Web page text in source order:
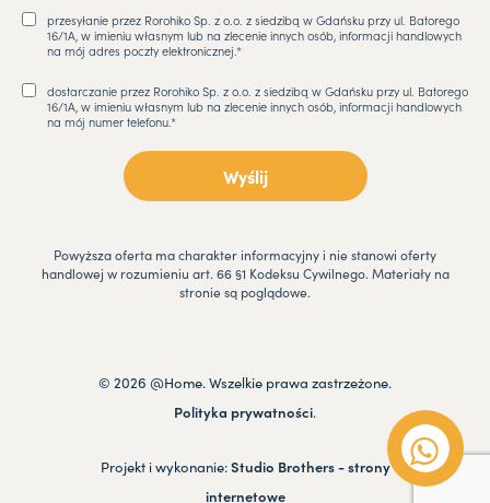
przesyłanie przez Rorohiko Sp. z o.o. z siedzibą w Gdańsku przy ul. Batorego
16/1A, w imieniu własnym lub na zlecenie innych osób, informacji handlowych
na mój adres poczty elektronicznej.*
dostarczanie przez Rorohiko Sp. z o.o. z siedzibą w Gdańsku przy ul. Batorego
16/1A, w imieniu własnym lub na zlecenie innych osób, informacji handlowych
na mój numer telefonu.*
Powyższa oferta ma charakter informacyjny i nie stanowi oferty
handlowej w rozumieniu art. 66 §1 Kodeksu Cywilnego. Materiały na
stronie są poglądowe.
© 2026 @Home. Wszelkie prawa zastrzeżone.
Polityka prywatności.
Projekt i wykonanie:Studio Brothers - strony
internetowe